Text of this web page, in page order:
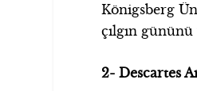
Königsberg
çılgın
2- Descartes